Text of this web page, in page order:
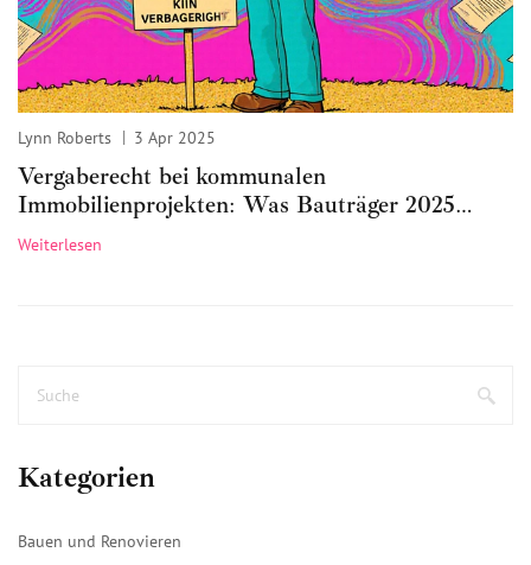
Lynn Roberts 3 Apr 2025
Vergaberecht bei kommunalen
Immobilienprojekten: Was Bauträger 2025
wirklich beachten müssen
Weiterlesen
Kategorien
Bauen und Renovieren